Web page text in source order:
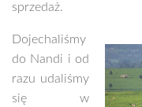
sprzedaż.
Dojechaliśmy
do Nandi i od
razu udaliśmy
się w